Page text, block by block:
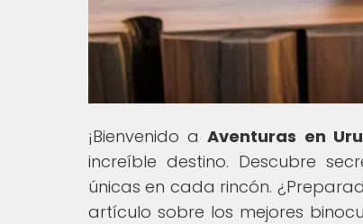
¡Bienvenido aAventuras en
increíble destino. Descubre
únicas en cada rincón.
artículo sobre los mejores